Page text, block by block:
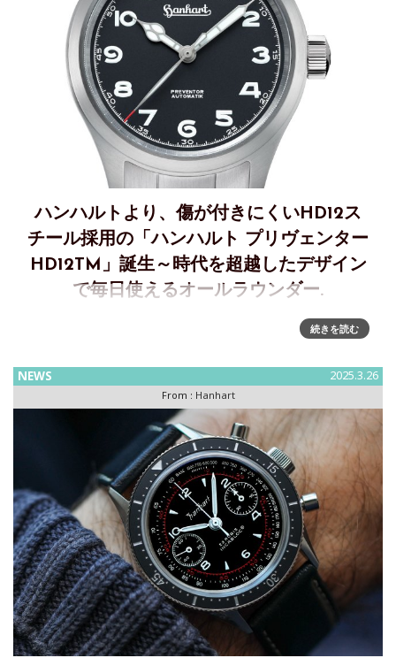
ハンハルトより、傷が付きにくいHD12ス
チール採用の「ハンハルト プリヴェンター
HD12TM」誕生～時代を超越したデザイン
で毎日使えるオールラウンダー.
傷が付きにくいHD12スチールと時代を超越したデザインの、
毎日使える新しいオールラウンダー「ハンハルト プリヴェン
続きを読む
NEWS 2025.3.26
From : Hanhart